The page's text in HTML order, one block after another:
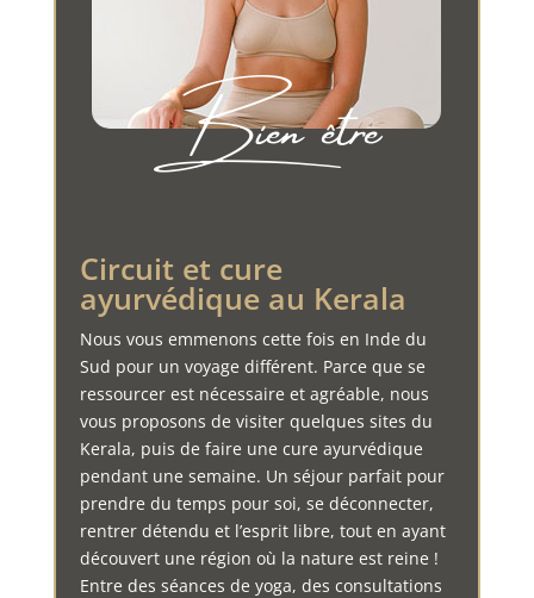
Bien être
Circuit et cure
ayurvédique au Kerala
Nous vous emmenons cette fois en Inde du
Sud pour un voyage différent. Parce que se
ressourcer est nécessaire et agréable, nous
vous proposons de visiter quelques sites du
Kerala, puis de faire une cure ayurvédique
pendant une semaine. Un séjour parfait pour
prendre du temps pour soi, se déconnecter,
rentrer détendu et l’esprit libre, tout en ayant
découvert une région où la nature est reine !
Entre des séances de yoga, des consultations